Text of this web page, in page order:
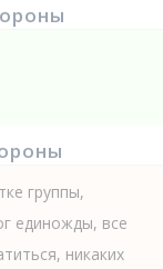
группы,
единожды, все
никаких